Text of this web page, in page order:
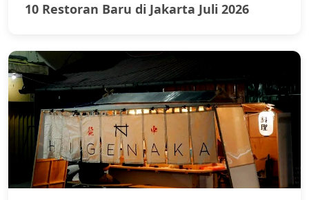
10 Restoran Baru di Jakarta Juli 2026